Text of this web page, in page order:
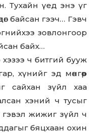
Тухайн үед энэ үг
байсан гээч… Гэвч
зовлонгоор
байх…
ч битгий бууж
хүнийг эд мөнгөөр
сайхан зүйл хаа
хэний ч тусыг
гэвэл жижиг зүйл ч
бяцхаан охин